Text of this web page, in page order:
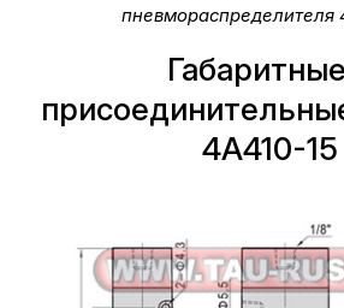
пневмораспределителя
4A410-15